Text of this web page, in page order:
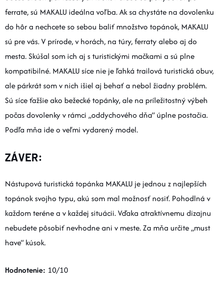
ferrate, sú MAKALU ideálna voľba. Ak sa chystáte na dovolenku
do hôr a nechcete so sebou baliť množstvo topánok, MAKALU
sú pre vás. V prírode, v horách, na túry, ferraty alebo aj do
mesta. Skúšal som ich aj s turistickými mačkami a sú plne
kompatibilné. MAKALU síce nie je ľahká trailová turistická obuv,
ale párkrát som v nich išiel aj behať a nebol žiadny problém.
Sú síce ťažšie ako bežecké topánky, ale na príležitostný výbeh
počas dovolenky v rámci „oddychového dňa“ úplne postačia.
Podľa mňa ide o veľmi vydarený model.
ZÁVER:
Nástupová turistická topánka MAKALU je jednou z najlepších
topánok svojho typu, akú som mal možnosť nosiť. Pohodlná v
každom teréne a v každej situácii. Vďaka atraktívnemu dizajnu
nebudete pôsobiť nevhodne ani v meste. Za mňa určite „must
have“ kúsok.
Hodnotenie: 10/10